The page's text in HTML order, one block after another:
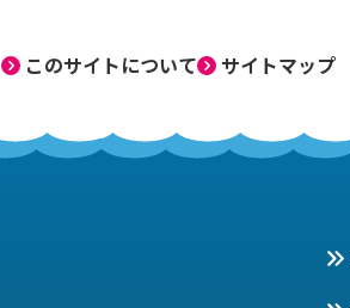
このサイトについて サイトマップ